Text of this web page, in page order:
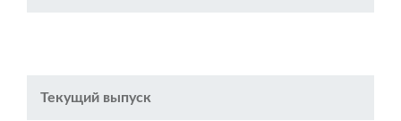
Текущий выпуск